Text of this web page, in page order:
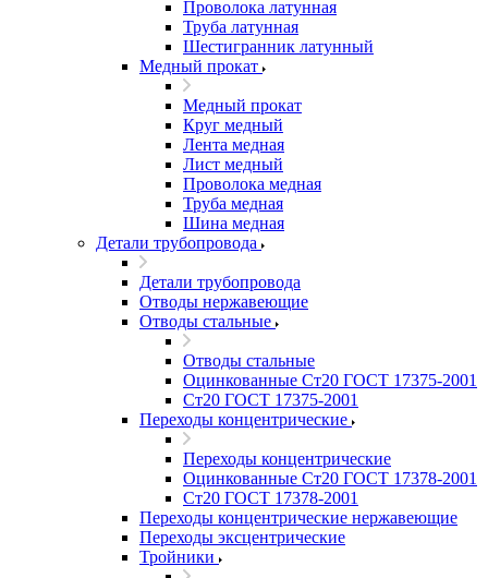
Проволока латунная
Труба латунная
Шестигранник латунный
Медный прокат
Медный прокат
Круг медный
Лента медная
Лист медный
Проволока медная
Труба медная
Шина медная
Детали трубопровода
Детали трубопровода
Отводы нержавеющие
Отводы стальные
Отводы стальные
Оцинкованные Ст20 ГОСТ 17375-2001
Ст20 ГОСТ 17375-2001
Переходы концентрические
Переходы концентрические
Оцинкованные Ст20 ГОСТ 17378-2001
Ст20 ГОСТ 17378-2001
Переходы концентрические нержавеющие
Переходы эксцентрические
Тройники